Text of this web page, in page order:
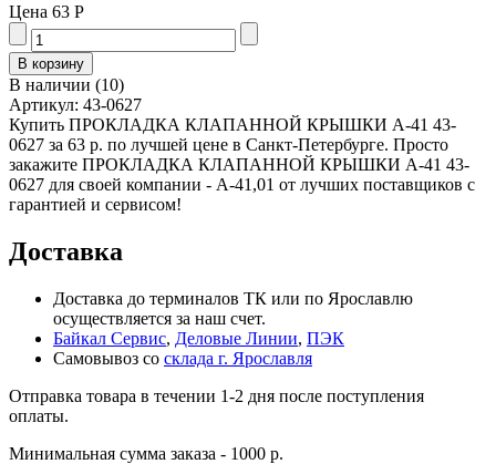
Цена 63 Р
В наличии (10)
Артикул: 43-0627
Купить ПРОКЛАДКА КЛАПАННОЙ КРЫШКИ А-41 43-
0627 за 63 р. по лучшей цене в Санкт-Петербурге. Просто
закажите ПРОКЛАДКА КЛАПАННОЙ КРЫШКИ А-41 43-
0627 для своей компании - А-41,01 от лучших поставщиков с
гарантией и сервисом!
Доставка
Доставка до терминалов ТК или по Ярославлю
осуществляется за наш счет.
Байкал Сервис, Деловые Линии, ПЭК
Самовывоз со склада г. Ярославля
Отправка товара в течении 1-2 дня после поступления
оплаты.
Минимальная сумма заказа - 1000 р.